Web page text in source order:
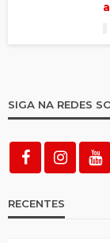
SIGA NA REDES
RECENTES